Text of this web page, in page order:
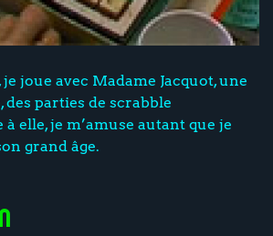
joue avec Madame Jacquot, une
parties de scrabble
elle, je m’amuse autant que je
grand âge.